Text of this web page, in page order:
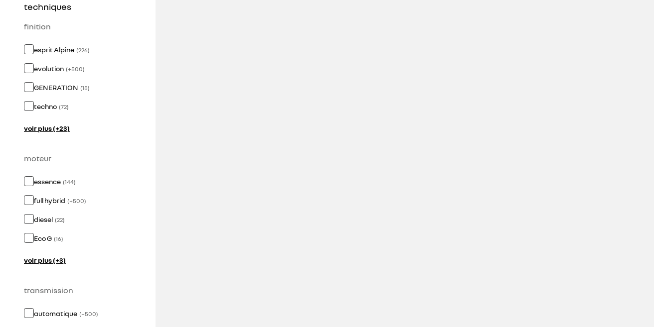
techniques
finition
esprit Alpine (226)
evolution (+500)
GENERATION (15)
techno (72)
voir plus (+23)
moteur
essence (144)
full hybrid (+500)
diesel (22)
Eco G (16)
voir plus (+3)
transmission
automatique (+500)